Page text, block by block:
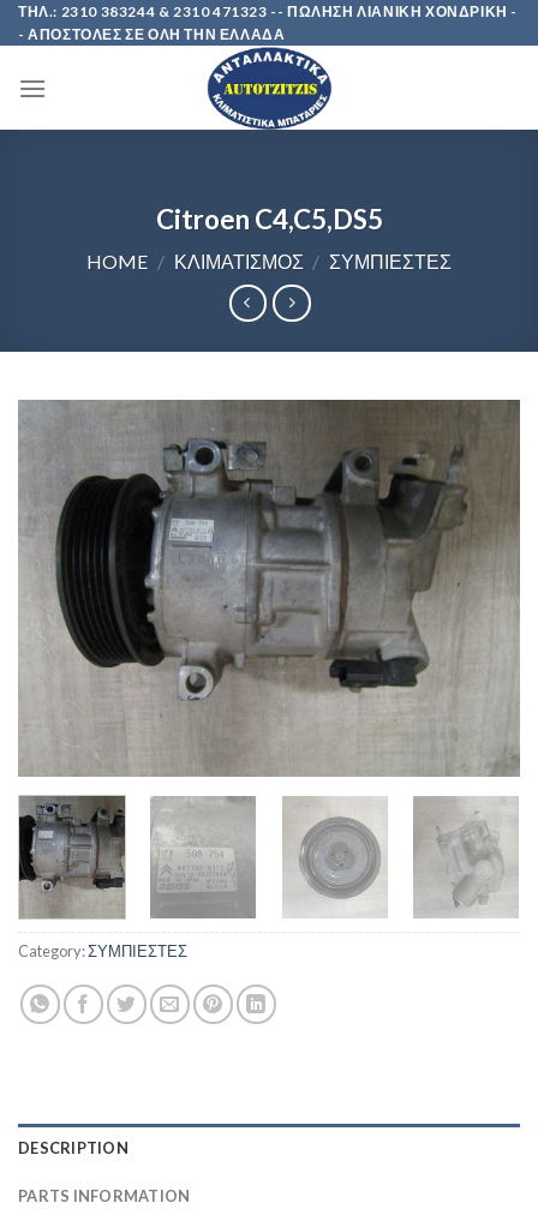
Skip
to
ΤΗΛ.: 2310 383244 & 2310 471323 -- ΠΩΛΗΣΗ ΛΙΑΝΙΚΗ ΧΟΝΔΡΙΚΗ -
- ΑΠΟΣΤΟΛΕΣ ΣΕ ΟΛΗ ΤΗΝ ΕΛΛΑΔΑ
Citroen C4,C5,DS5
HOME / ΚΛΙΜΑΤΙΣΜΟΣ / ΣΥΜΠΙΕΣΤΕΣ
Category:ΣΥΜΠΙΕΣΤΕΣ
DESCRIPTION
PARTS INFORMATION